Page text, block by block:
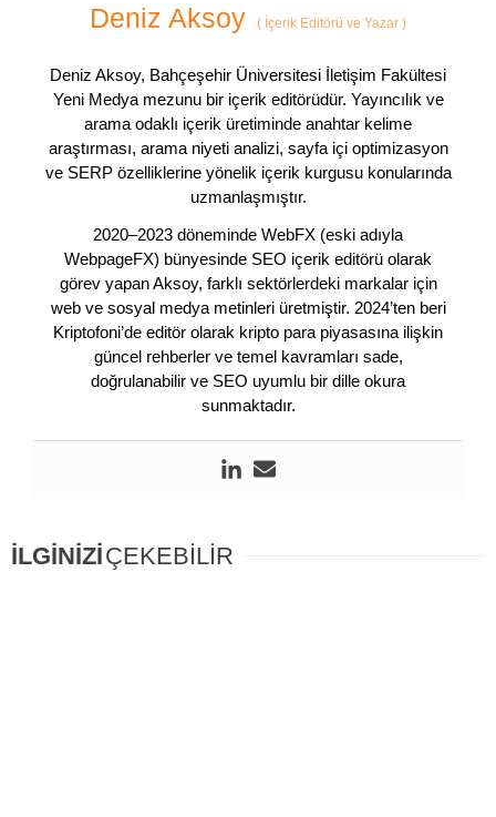
Deniz Aksoy ( İçerik Editörü ve Yazar )
Deniz Aksoy, Bahçeşehir Üniversitesi İletişim Fakültesi
Yeni Medya mezunu bir içerik editörüdür. Yayıncılık ve
arama odaklı içerik üretiminde anahtar kelime
araştırması, arama niyeti analizi, sayfa içi optimizasyon
ve SERP özelliklerine yönelik içerik kurgusu konularında
uzmanlaşmıştır.
2020–2023 döneminde WebFX (eski adıyla
WebpageFX) bünyesinde SEO içerik editörü olarak
görev yapan Aksoy, farklı sektörlerdeki markalar için
web ve sosyal medya metinleri üretmiştir. 2024’ten beri
Kriptofoni’de editör olarak kripto para piyasasına ilişkin
güncel rehberler ve temel kavramları sade,
doğrulanabilir ve SEO uyumlu bir dille okura
sunmaktadır.
İLGİNİZİÇEKEBİLİR